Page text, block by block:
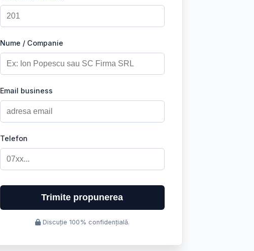
Nume / Companie
Email business
Telefon
Trimite propunerea
Discuție 100% confidențială.